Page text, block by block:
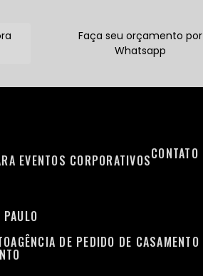
Faça seu orçamento por
Whatsapp
EVENTOS CORPORATIVOS CONTATO
AGÊNCIA DE PEDIDO DE CASAMENTO